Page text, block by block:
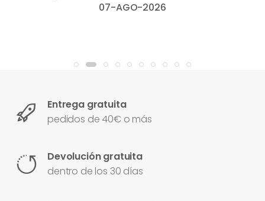
07-AGO-2026
Entrega gratuita
pedidos de 40€ o más
Devolución gratuita
dentro de los 30 días